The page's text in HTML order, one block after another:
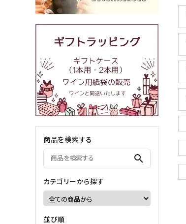
￥4,001～￥5,000
商品を検索する
search
カテゴリーから探す
並び順